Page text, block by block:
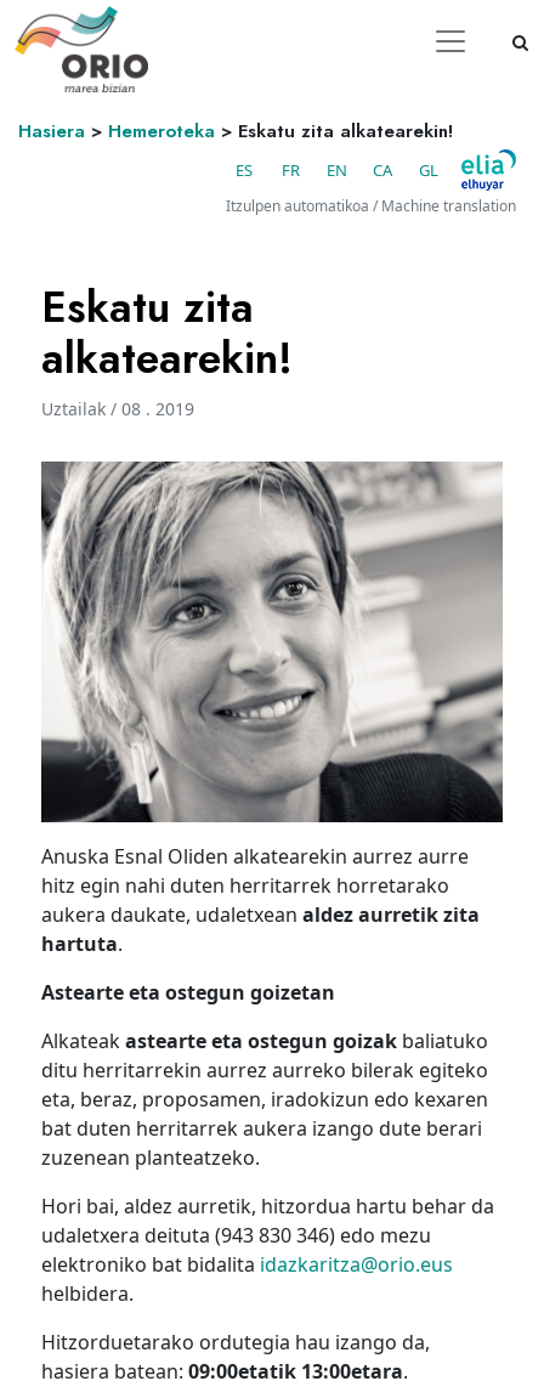
Hasiera > Hemeroteka > Eskatu zita alkatearekin!
ES FR EN CA GL
Itzulpen automatikoa / Machine translation
Eskatu zita
alkatearekin!
Uztailak / 08 . 2019
Anuska Esnal Oliden alkatearekin aurrez aurre
hitz egin nahi duten herritarrek horretarako
aukera daukate, udaletxeanaldez aurretik zita
hartuta.
Astearte eta ostegun goizetan
Alkateakastearte eta ostegun goizak baliatuko
ditu herritarrekin aurrez aurreko bilerak egiteko
eta, beraz, proposamen, iradokizun edo kexaren
bat duten herritarrek aukera izango dute berari
zuzenean planteatzeko.
Hori bai, aldez aurretik, hitzordua hartu behar da
udaletxera deituta (943 830 346) edo mezu
elektroniko bat bidalita idazkaritza@orio.eus
helbidera.
Hitzorduetarako ordutegia hau izango da,
hasiera batean:09:00etatik 13:00etara.